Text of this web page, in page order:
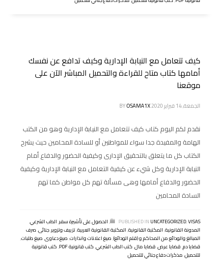
كيف تتعامل مع النيابة الإدارية وكيف تدافع عن نفسك
أمامها كتاب متاح للقراءة والتحميل المباشر الآن على
موقعنا
الجمعة, 14 فبراير 2020 BYOSAMA1X
نقدم لكم اليوم كتاب كيف تتعامل مع النيابة الإدارية وهو من الكتب
الهامة والمفيدة جدا سواء للمواطنين أو للسادة المحامين حيث يشرح
الكتاب كل ما يتعلق بالتحقيق الإدارى وكيفية الحضور والدفاع أمام
النيابة الإدارية وكل شيء عن كيفية التعامل مع النيابة الإدارية وكيفية
الحضور والدفاع أمامها وهى مسألة تهم كل مواطن كما تهم
السادة المحامين
PUBLISHED IN UNCATEGORIZED,VISAS
,الحصول على تأشيرة سفر,الطب الشرعي,
المدونة القانونية,المكتبة القانونية,المكتبة القانونية العربية,تزييف وتزوير,جنائى,صرف
المبالغ والودائع من المحاكم و (قلم الودائع),صيغ اعلانات وانذارات,صيغ دعاوى,صيغ طلبات,
قضايا دم,قضايا عرض,قضايا مال,كتب الطب الشرعي,كتب قانونية PDF ,كتب قانونية
للتحميل,مذكرات دفاع جنائي للتحميل